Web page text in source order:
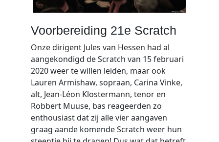
Voorbereiding 21e Scratch
Onze dirigent Jules van Hessen had al
aangekondigd de Scratch van 15 februari
2020 weer te willen leiden, maar ook
Lauren Armishaw, sopraan, Carina Vinke,
alt, Jean-Léon Klostermann, tenor en
Robbert Muuse, bas reageerden zo
enthousiast dat zij alle vier aangaven
graag aande komende Scratch weer hun